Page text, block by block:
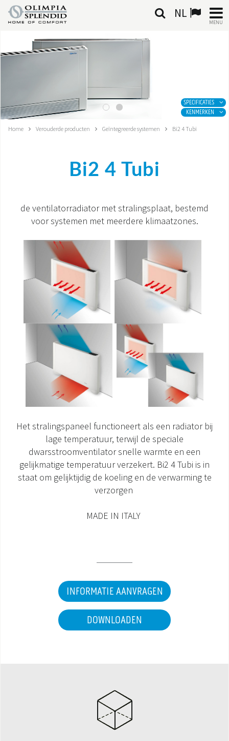
NL
MENU
NEDERLANDSE
VERWARMING
GEÏNTEGREERDE SYSTEMEN
WERELD OS
DOCUMENTATIE PRODUCTEN
SPECIFICATIES
KENMERKEN
Home Verouderde producten Geïntegreerde systemen Bi2 4 Tubi
Bi2 4 Tubi
de ventilatorradiator met stralingsplaat, bestemd
voor systemen met meerdere klimaatzones.
Het stralingspaneel functioneert als een radiator bij
lage temperatuur, terwijl de speciale
dwarsstroomventilator snelle warmte en een
gelijkmatige temperatuur verzekert. Bi2 4 Tubi is in
staat om gelijktijdig de koeling en de verwarming te
verzorgen
MADE IN ITALY
INFORMATIE AANVRAGEN
DOWNLOADEN